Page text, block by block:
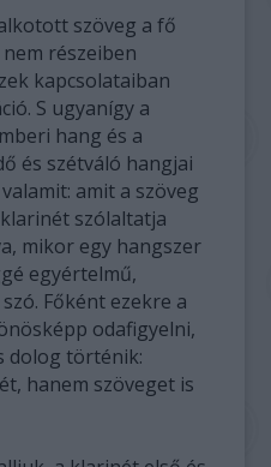
szöveg a fő
részeiben
kapcsolataiban
S ugyanígy a
hang és a
és szétváló hangjai
amit a szöveg
szólaltatja
mikor egy hangszer
egyértelmű,
Főként ezekre a
odafigyelni,
dolog történik:
hanem szöveget is